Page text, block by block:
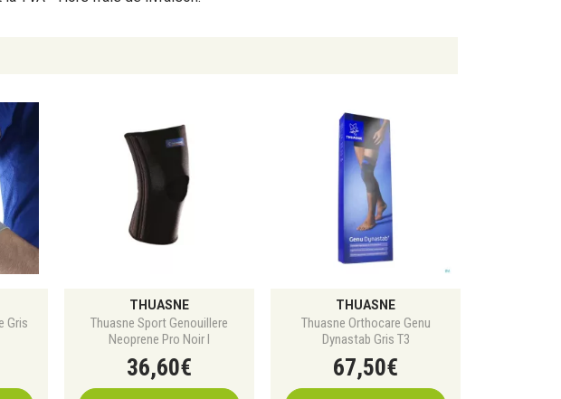
Gris
THUASNE
Thuasne Sport Genouillere
Neoprene Pro Noir l
36,60€
THUASNE
Thuasne Orthocare Genu
Dynastab Gris T3
67,50€